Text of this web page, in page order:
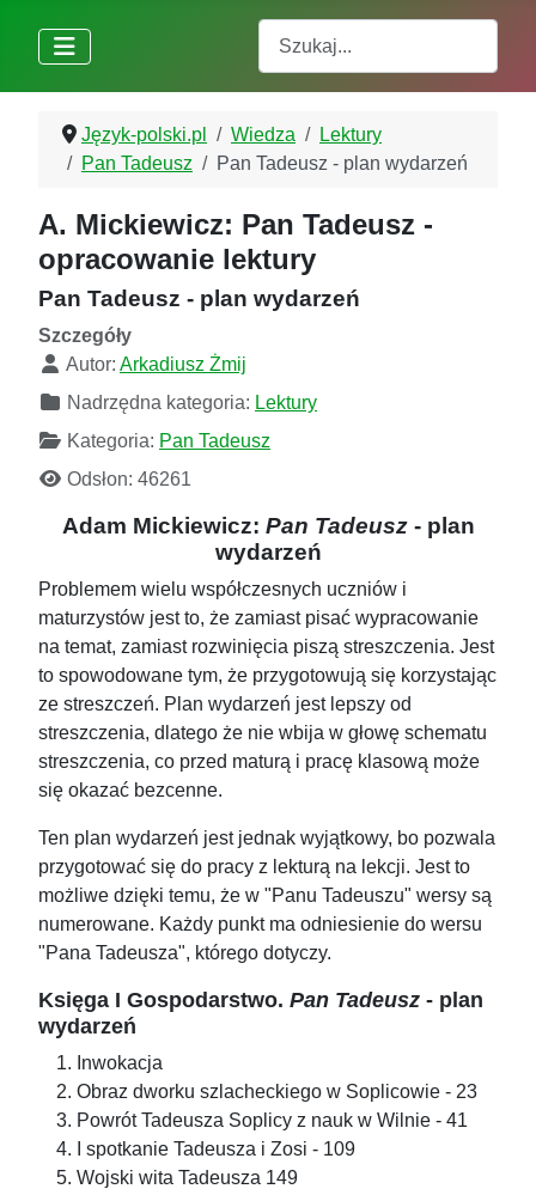
Język-polski.pl Wiedza
Lektury
Pan Tadeusz
Pan Tadeusz - plan wydarzeń
A. Mickiewicz: Pan Tadeusz -
opracowanie lektury
Pan Tadeusz - plan wydarzeń
Szczegóły
Autor: Arkadiusz Żmij
Nadrzędna kategoria: Lektury
Kategoria: Pan Tadeusz
Odsłon: 46261
Adam Mickiewicz: Pan Tadeusz- plan
wydarzeń
Problemem wielu współczesnych uczniów i
maturzystów jest to, że zamiast pisać wypracowanie
na temat, zamiast rozwinięcia piszą streszczenia. Jest
to spowodowane tym, że przygotowują się korzystając
ze streszczeń. Plan wydarzeń jest lepszy od
streszczenia, dlatego że nie wbija w głowę schematu
streszczenia, co przed maturą i pracę klasową może
się okazać bezcenne.
Ten plan wydarzeń jest jednak wyjątkowy, bo pozwala
przygotować się do pracy z lekturą na lekcji. Jest to
możliwe dzięki temu, że w "Panu Tadeuszu" wersy są
numerowane. Każdy punkt ma odniesienie do wersu
"Pana Tadeusza", którego dotyczy.
Księga I Gospodarstwo. Pan Tadeusz - plan
wydarzeń
Inwokacja
Obraz dworku szlacheckiego w Soplicowie - 23
Powrót Tadeusza Soplicy z nauk w Wilnie - 41
I spotkanie Tadeusza i Zosi - 109
Wojski wita Tadeusza 149